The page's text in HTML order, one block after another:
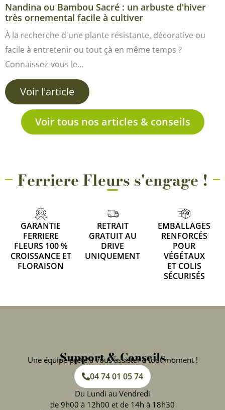
Nandina ou Bambou Sacré : un arbuste d'hiver
très ornemental facile à cultiver
À la recherche d'une plante résistante, décorative ou
facile à entretenir ou tout çà en même temps ?
Connaissez-vous le…
Voir l'article
Voir tous nos articles & conseils
Ferriere Fleurs s'engage !
GARANTIE
FERRIERE
FLEURS 100 %
CROISSANCE ET
FLORAISON
RETRAIT
GRATUIT AU
DRIVE
UNIQUEMENT
EMBALLAGES
RENFORCÉS
POUR
VÉGÉTAUX
ET COLIS
SÉCURISÉS
Support & Conseils
Une équipe prête à vous assister à tout moment !
04 74 01 05 74
Du Lundi au Vendredi
de 9h00 à 12h00 et de 14h à 18h30